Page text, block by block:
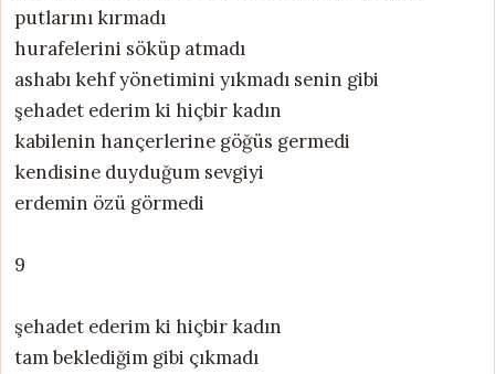
putlarını kırmadı
hurafelerini söküp atmadı
ashabı kehf yönetimini yıkmadı senin gibi
şehadet ederim ki hiçbir kadın
kabilenin hançerlerine göğüs germedi
kendisine duyduğum sevgiyi
erdemin özü görmedi
9
şehadet ederim ki hiçbir kadın
tam beklediğim gibi çıkmadı